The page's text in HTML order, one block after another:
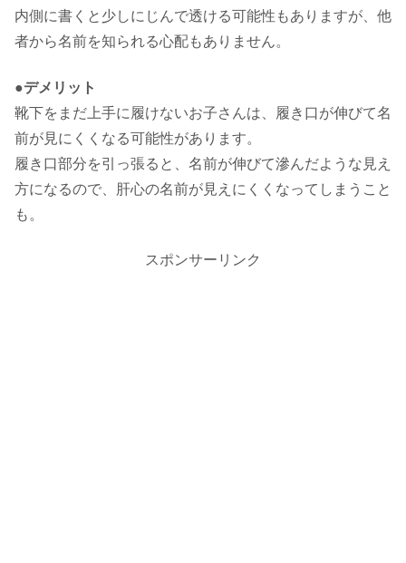
内側に書くと少しにじんで透ける可能性もありますが、他
者から名前を知られる心配もありません。
●デメリット
靴下をまだ上手に履けないお子さんは、履き口が伸びて名
前が見にくくなる可能性があります。
履き口部分を引っ張ると、名前が伸びて滲んだような見え
方になるので、肝心の名前が見えにくくなってしまうこと
も。
スポンサーリンク